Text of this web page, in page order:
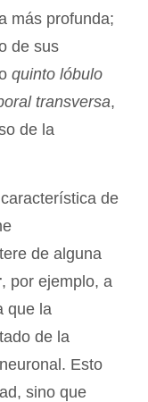
más profunda;
de sus
quinto lóbulo
transversa,
de la
de
de alguna
, por ejemplo, a
que la
de la
Esto
sino que